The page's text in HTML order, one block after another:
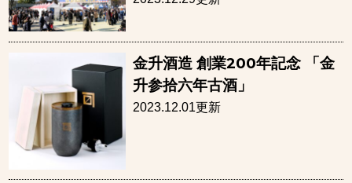
⾦升酒造 創業200年記念 「⾦
升参拾六年古酒」
2023.12.01更新